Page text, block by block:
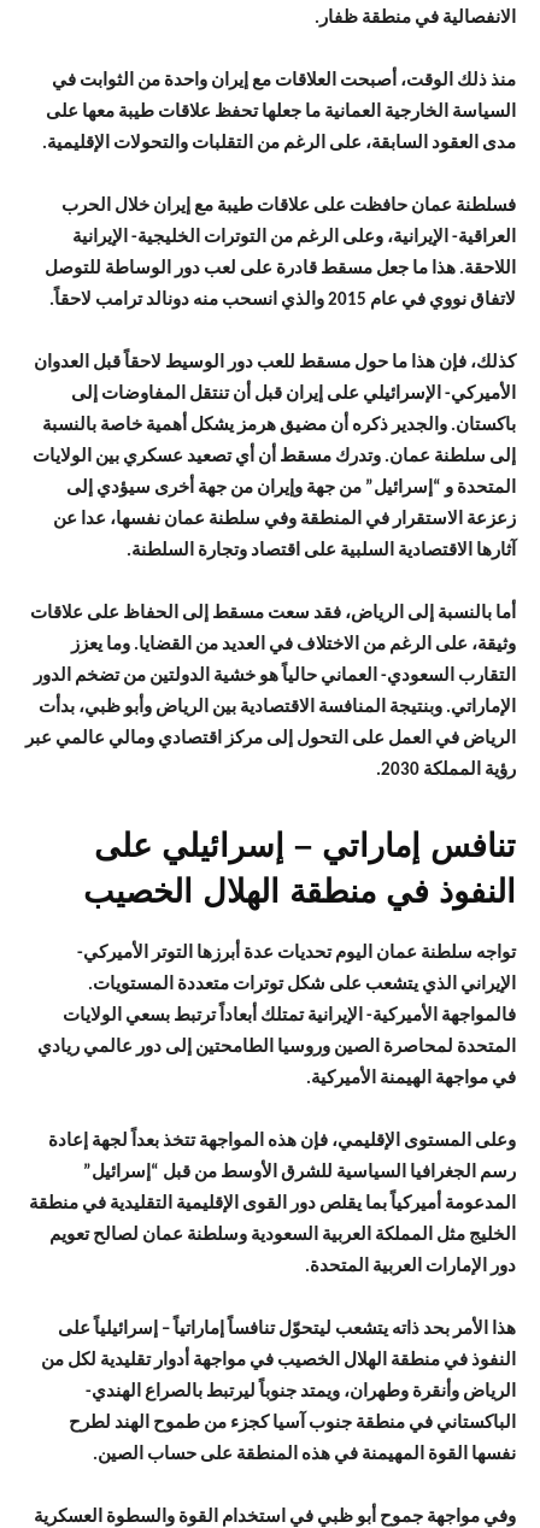
الانفصالية في منطقة ظفار.
منذ ذلك الوقت، أصبحت العلاقات مع إيران واحدة من الثوابت في
السياسة الخارجية العمانية ما جعلها تحفظ علاقات طيبة معها على
مدى العقود السابقة، على الرغم من التقلبات والتحولات الإقليمية.
فسلطنة عمان حافظت على علاقات طيبة مع إيران خلال الحرب
العراقية- الإيرانية، وعلى الرغم من التوترات الخليجية- الإيرانية
اللاحقة. هذا ما جعل مسقط قادرة على لعب دور الوساطة للتوصل
لاتفاق نووي في عام 2015 والذي انسحب منه دونالد ترامب لاحقاً.
كذلك، فإن هذا ما حول مسقط للعب دور الوسيط لاحقاً قبل العدوان
الأميركي- الإسرائيلي على إيران قبل أن تنتقل المفاوضات إلى
باكستان. والجدير ذكره أن مضيق هرمز يشكل أهمية خاصة بالنسبة
إلى سلطنة عمان. وتدرك مسقط أن أي تصعيد عسكري بين الولايات
المتحدة و “إسرائيل” من جهة وإيران من جهة أخرى سيؤدي إلى
زعزعة الاستقرار في المنطقة وفي سلطنة عمان نفسها، عدا عن
آثارها الاقتصادية السلبية على اقتصاد وتجارة السلطنة.
أما بالنسبة إلى الرياض، فقد سعت مسقط إلى الحفاظ على علاقات
وثيقة، على الرغم من الاختلاف في العديد من القضايا. وما يعزز
التقارب السعودي- العماني حالياً هو خشية الدولتين من تضخم الدور
الإماراتي. وبنتيجة المنافسة الاقتصادية بين الرياض وأبو ظبي، بدأت
الرياض في العمل على التحول إلى مركز اقتصادي ومالي عالمي عبر
رؤية المملكة 2030.
تنافس إماراتي – إسرائيلي على
النفوذ في منطقة الهلال الخصيب
تواجه سلطنة عمان اليوم تحديات عدة أبرزها التوتر الأميركي-
الإيراني الذي يتشعب على شكل توترات متعددة المستويات.
فالمواجهة الأميركية- الإيرانية تمتلك أبعاداً ترتبط بسعي الولايات
المتحدة لمحاصرة الصين وروسيا الطامحتين إلى دور عالمي ريادي
في مواجهة الهيمنة الأميركية.
وعلى المستوى الإقليمي، فإن هذه المواجهة تتخذ بعداً لجهة إعادة
رسم الجغرافيا السياسية للشرق الأوسط من قبل “إسرائيل”
المدعومة أميركياً بما يقلص دور القوى الإقليمية التقليدية في منطقة
الخليج مثل المملكة العربية السعودية وسلطنة عمان لصالح تعويم
دور الإمارات العربية المتحدة.
هذا الأمر بحد ذاته يتشعب ليتحوّل تنافساً إماراتياً – إسرائيلياً على
النفوذ في منطقة الهلال الخصيب في مواجهة أدوار تقليدية لكل من
الرياض وأنقرة وطهران، ويمتد جنوباً ليرتبط بالصراع الهندي-
الباكستاني في منطقة جنوب آسيا كجزء من طموح الهند لطرح
نفسها القوة المهيمنة في هذه المنطقة على حساب الصين.
وفي مواجهة جموح أبو ظبي في استخدام القوة والسطوة العسكرية